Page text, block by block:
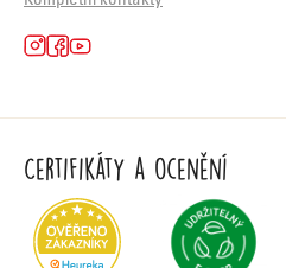
Certifikáty a ocenění